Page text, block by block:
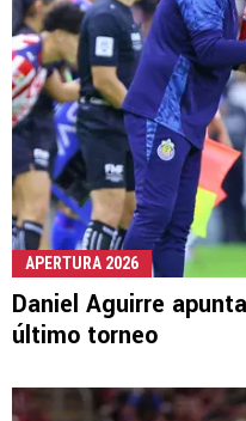
APERTURA 2026
Daniel Aguirre
último torneo